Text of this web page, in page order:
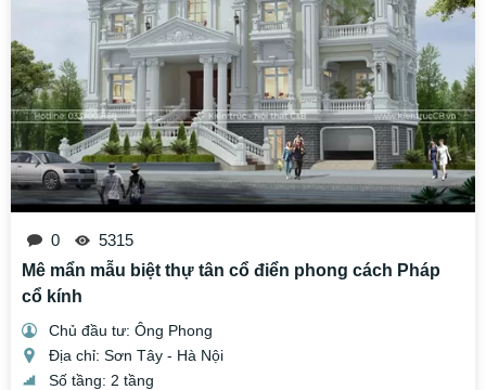
0
5315
Mê mẩn mẫu biệt thự tân cổ điển phong cách Pháp
cổ kính
Chủ đầu tư: Ông Phong
Địa chỉ: Sơn Tây - Hà Nội
Số tầng: 2 tầng